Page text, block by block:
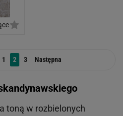
1 2 3 Następna
toną w rozbielonych